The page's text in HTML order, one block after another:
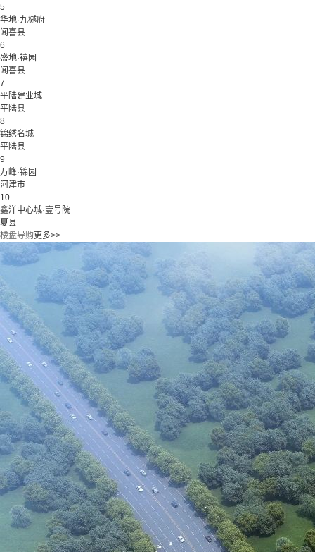
5
华地·九樾府
闻喜县
6
盛地·禧园
闻喜县
7
平陆建业城
平陆县
8
锦绣名城
平陆县
9
万峰·锦园
河津市
10
鑫洋中心城·壹号院
夏县
楼盘导购更多>>